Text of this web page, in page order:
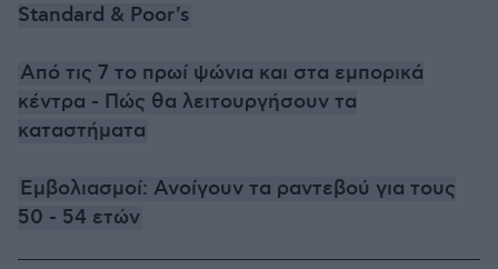
Standard & Poor's
Από τις 7 το πρωί ψώνια και στα εμπορικά
κέντρα - Πώς θα λειτουργήσουν τα
καταστήματα
Εμβολιασμοί: Ανοίγουν τα ραντεβού για τους
50 - 54 ετών